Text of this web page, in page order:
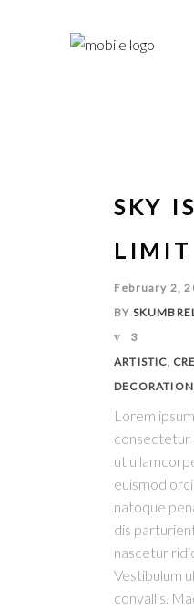
SKY
LIMIT
February 2,
BY
3
ARTISTIC,
DECORATION
Lorem
consectetur
ut
euismod
natoque
dis
nascetur
Vestibulum
convallis.